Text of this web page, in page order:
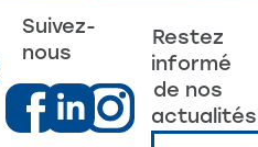
Suivez-
nous
Restez
informé
de nos
actualités